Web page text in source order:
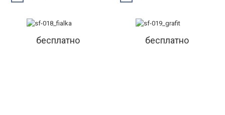
бесплатно бесплатно